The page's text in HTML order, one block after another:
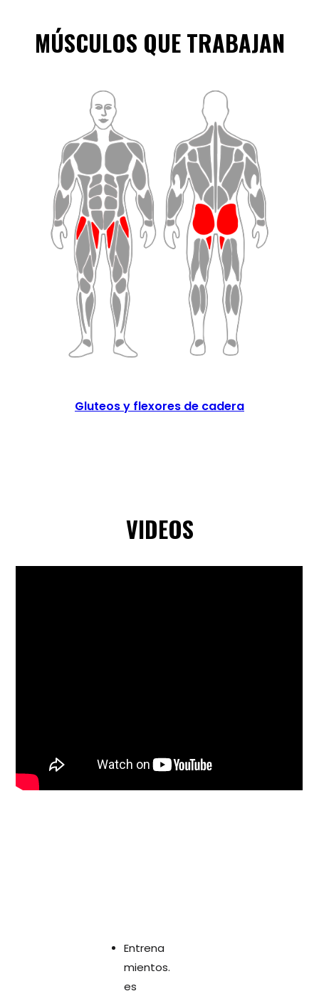
MÚSCULOS QUE TRABAJAN
Gluteos y flexores de cadera
VIDEOS
Entrena
mientos.
es